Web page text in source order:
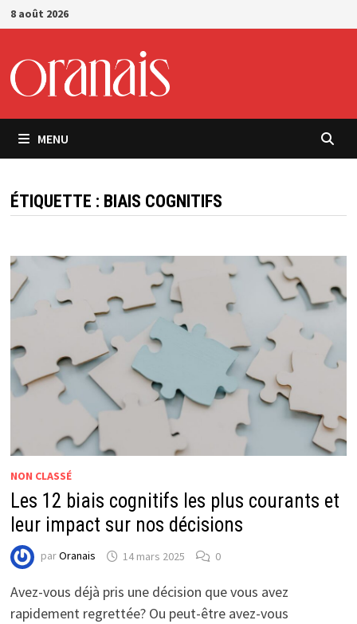
Passer
au
8 août 2026
MENU
ÉTIQUETTE : BIAIS COGNITIFS
NON CLASSÉ
Les 12 biais cognitifs les plus courants et
leur impact sur nos décisions
parOranais 14 mars 2025 0
Avez-vous déjà pris une décision que vous avez
rapidement regrettée? Ou peut-être avez-vous